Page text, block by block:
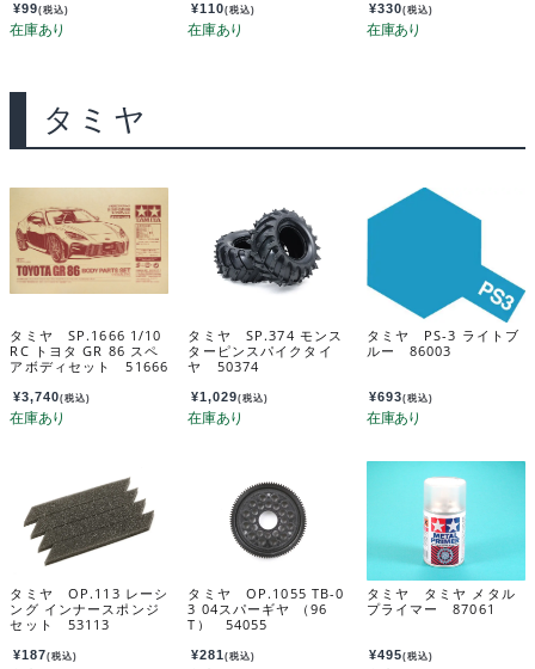
¥99(税込) ¥110(税込) ¥330(税込)
タミヤ
タミヤ SP.1666 1/10
RC トヨタ GR 86 スペ
アボディセット 51666
¥3,740(税込)
タミヤ SP.374 モンス
ターピンスパイクタイ
ヤ 50374
¥1,029(税込)
タミヤ PS-3 ライトブ
ルー 86003
¥693(税込)
タミヤ OP.113 レーシ
ング インナースポンジ
セット 53113
¥187(税込)
タミヤ OP.1055 TB-0
3 04スパーギヤ （96
T） 54055
¥281(税込)
タミヤ タミヤ メタル
プライマー 87061
¥495(税込)